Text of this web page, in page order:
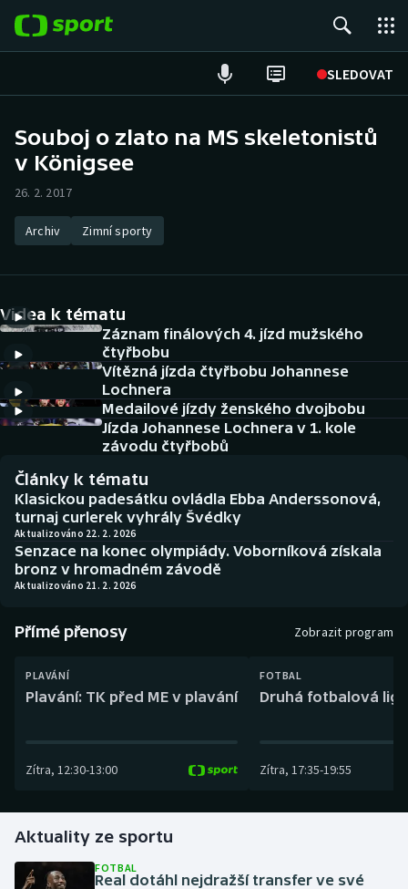
SLEDOVAT
Hokej
Atletika
DALŠÍ SPORTY
Americký fotbal
Baseball a softbal
Biatlon
Boby a skeleton
Curling
Dostihy
Futsal
Golf
Gymnastika
NEPŘEHLÉDNĚTE
Soutěže
Aplikace ČT sport
AZ kvíz
Souboj o zlato na MS skeletonistů
v Königsee
26. 2. 2017
Archiv Zimní sporty
Videa k tématu
Záznam finálových 4. jízd mužského
čtyřbobu
Vítězná jízda čtyřbobu Johannese
Lochnera
Medailové jízdy ženského dvojbobu
Jízda Johannese Lochnera v 1. kole
závodu čtyřbobů
Články k tématu
Klasickou padesátku ovládla Ebba Anderssonová,
turnaj curlerek vyhrály Švédky
Aktualizováno 22. 2. 2026
Senzace na konec olympiády. Voborníková získala
bronz v hromadném závodě
Aktualizováno 21. 2. 2026
Přímé přenosy Zobrazit program
PLAVÁNÍ
Plavání: TK před ME v plavání
Zítra, 12:30-13:00
FOTBAL
Druhá fotbalová
Zítra, 17:35-19:55
Aktuality ze sportu
FOTBAL
Real dotáhl nejdražší transfer ve své